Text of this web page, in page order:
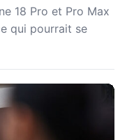
18 Pro et Pro Max
qui pourrait se